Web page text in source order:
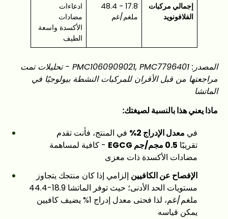
إجمالي مركبات
الفلافونويد
17.8 - 48.4
ملغم/غم
ادعاءات
مضادات
الأكسدة واسعة
الطيف
المصدر: PMC1060909021, PMC7796401 - تحليلات تمت
مراجعتها من قبل الأقران للمركبات النشطة بيولوجيًا في
الماتشا
ماذا يعني هذا بالنسبة لصيغتك:
في معدل الإدراج 2%
في المنتج، فأنت تقدم
تقريبًا 0.5 مجم/جم EGCG
- كافية لمساهمة
مضادات الأكسدة ذات مغزى
الإفصاح عن الكافيين إلزامي إذا كان منتجك يتجاوز
مستويات الحد الأدنى؛ حيث توفر الماتشا 18.9-44.4
ملغم/غم، لذا فحتى معدل إدراج 1% يضيف كافيين
يمكن قياسه